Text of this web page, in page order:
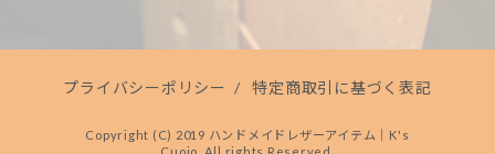
プライバシーポリシー / 特定商取引に基づく表記
Copyright (C) 2019 ハンドメイドレザーアイテム｜K's
Cuoio. All rights Reserved.